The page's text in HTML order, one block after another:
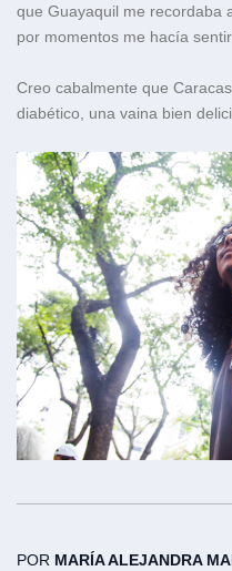
que Guayaquil me recordaba
por momentos me hacía
Creo cabalmente que
diabético, una vaina bien
POR MARÍA ALEJANDRA